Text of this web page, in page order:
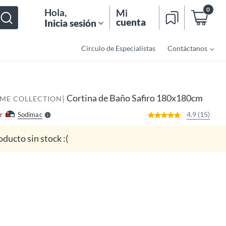
Hola,
Inicia sesión
Mi
cuenta
0
Círculo de Especialistas Contáctanos
COLLECTION | Cortina de Baño Safiro 180x180cm
SodimacS
l
l
4.9 (15)
sin stock :(